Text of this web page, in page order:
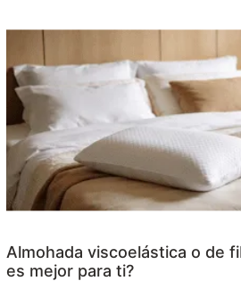
Almohada viscoelástica o de
es mejor para ti?